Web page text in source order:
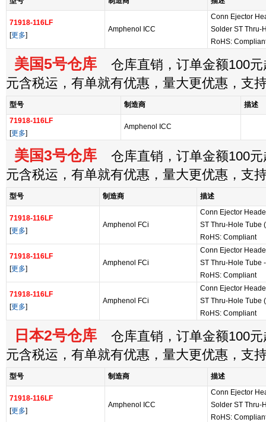
71918-116LF
[更多]
Amphenol ICC
Conn Ejector
Solder ST Thru-
RoHS:
美国5号仓库 仓库直销，订单金额100元
元含税运，有单就有优惠，量大更优惠，支
型号 制造商
描述
71918-116LF
[更多]
Amphenol ICC
美国3号仓库 仓库直销，订单金额100元
元含税运，有单就有优惠，量大更优惠，支
型号 制造商 描述
71918-116LF
[更多]
Amphenol FCi
Conn Ejector
ST Thru-Hole Tube
RoHS: Compliant
71918-116LF
[更多]
Amphenol FCi
Conn Ejector
ST Thru-Hole Tube
RoHS: Compliant
71918-116LF
[更多]
Amphenol FCi
Conn Ejector
ST Thru-Hole Tube
RoHS: Compliant
日本2号仓库 仓库直销，订单金额100元
元含税运，有单就有优惠，量大更优惠，支
型号 制造商 描述
71918-116LF
[更多]
Amphenol ICC
Conn Ejector
Solder ST Thru-
RoHS: